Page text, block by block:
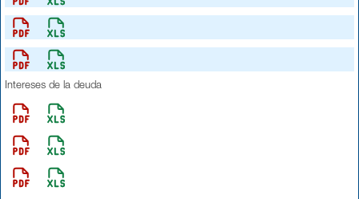
Intereses de la deuda